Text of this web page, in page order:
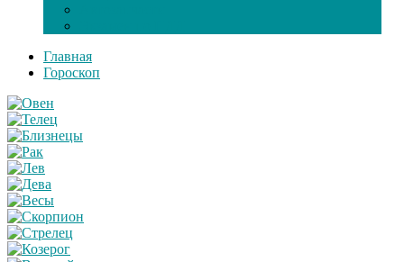
Главная
Гороскоп